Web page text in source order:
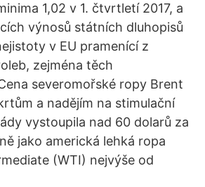
1,02 v 1. čtvrtletí 2017, a
výnosů státních dluhopisů
v EU pramenící z
zejména těch
severomořské ropy Brent
a nadějím na stimulační
vystoupila nad 60 dolarů za
jako americká lehká ropa
(WTI) nejvýše od